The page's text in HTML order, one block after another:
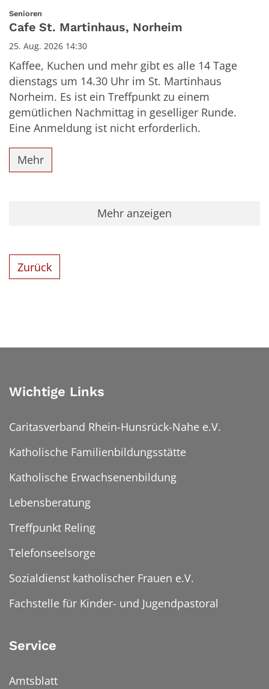
Datum: 25. August 2026
Senioren
Cafe St. Martinhaus, Norheim
25. Aug. 2026 14:30
Kaffee, Kuchen und mehr gibt es alle 14 Tage
dienstags um 14.30 Uhr im St. Martinhaus
Norheim. Es ist ein Treffpunkt zu einem
gemütlichen Nachmittag in geselliger Runde.
Eine Anmeldung ist nicht erforderlich.
Mehr
Mehr anzeigen
Zurück
Wichtige Links
Caritasverband Rhein-Hunsrück-Nahe e.V.
Katholische Familienbildungsstätte
Katholische Erwachsenenbildung
Lebensberatung
Treffpunkt Reling
Telefonseelsorge
Sozialdienst katholischer Frauen e.V.
Fachstelle für Kinder- und Jugendpastoral
Service
Amtsblatt